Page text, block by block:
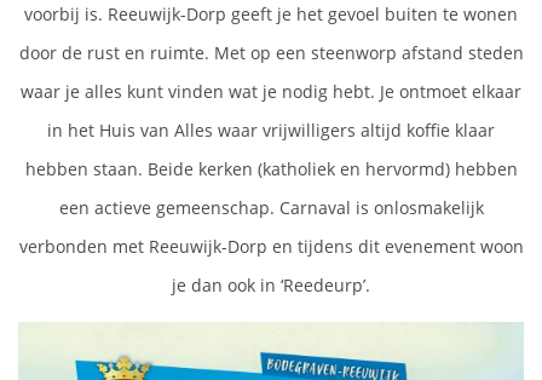
voorbij is. Reeuwijk-Dorp geeft je het gevoel buiten te wonen
door de rust en ruimte. Met op een steenworp afstand steden
waar je alles kunt vinden wat je nodig hebt. Je ontmoet elkaar
in het Huis van Alles waar vrijwilligers altijd koffie klaar
hebben staan. Beide kerken (katholiek en hervormd) hebben
een actieve gemeenschap. Carnaval is onlosmakelijk
verbonden met Reeuwijk-Dorp en tijdens dit evenement woon
je dan ook in ‘Reedeurp’.